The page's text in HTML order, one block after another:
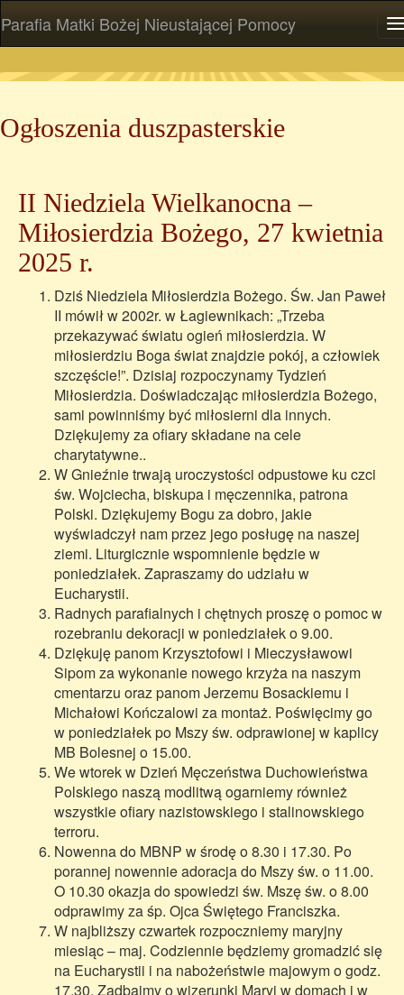
Parafia Matki Bożej Nieustającej Pomocy
Ogłoszenia duszpasterskie
II Niedziela Wielkanocna –
Miłosierdzia Bożego, 27 kwietnia
2025 r.
Dziś Niedziela Miłosierdzia Bożego. Św. Jan Paweł
II mówił w 2002r. w Łagiewnikach: „Trzeba
przekazywać światu ogień miłosierdzia. W
miłosierdziu Boga świat znajdzie pokój, a człowiek
szczęście!”. Dzisiaj rozpoczynamy Tydzień
Miłosierdzia. Doświadczając miłosierdzia Bożego,
sami powinniśmy być miłosierni dla innych.
Dziękujemy za ofiary składane na cele
charytatywne..
W Gnieźnie trwają uroczystości odpustowe ku czci
św. Wojciecha, biskupa i męczennika, patrona
Polski. Dziękujemy Bogu za dobro, jakie
wyświadczył nam przez jego posługę na naszej
ziemi. Liturgicznie wspomnienie będzie w
poniedziałek. Zapraszamy do udziału w
Eucharystii.
Radnych parafialnych i chętnych proszę o pomoc w
rozebraniu dekoracji w poniedziałek o 9.00.
Dziękuję panom Krzysztofowi i Mieczysławowi
Sipom za wykonanie nowego krzyża na naszym
cmentarzu oraz panom Jerzemu Bosackiemu i
Michałowi Kończalowi za montaż. Poświęcimy go
w poniedziałek po Mszy św. odprawionej w kaplicy
MB Bolesnej o 15.00.
We wtorek w Dzień Męczeństwa Duchowieństwa
Polskiego naszą modlitwą ogarniemy również
wszystkie ofiary nazistowskiego i stalinowskiego
terroru.
Nowenna do MBNP w środę o 8.30 i 17.30. Po
porannej nowennie adoracja do Mszy św. o 11.00.
O 10.30 okazja do spowiedzi św. Mszę św. o 8.00
odprawimy za śp. Ojca Świętego Franciszka.
W najbliższy czwartek rozpoczniemy maryjny
miesiąc – maj. Codziennie będziemy gromadzić się
na Eucharystii i na nabożeństwie majowym o godz.
17.30. Zadbajmy o wizerunki Maryi w domach i w